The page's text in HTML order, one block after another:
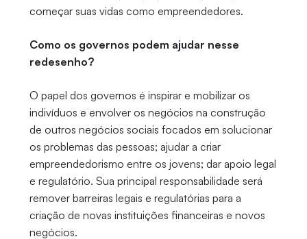
começar suas vidas como empreendedores.
Como os governos podem ajudar nesse
redesenho?
O papel dos governos é inspirar e mobilizar os
indivíduos e envolver os negócios na construção
de outros negócios sociais focados em solucionar
os problemas das pessoas; ajudar a criar
empreendedorismo entre os jovens; dar apoio legal
e regulatório. Sua principal responsabilidade será
remover barreiras legais e regulatórias para a
criação de novas instituições financeiras e novos
negócios.